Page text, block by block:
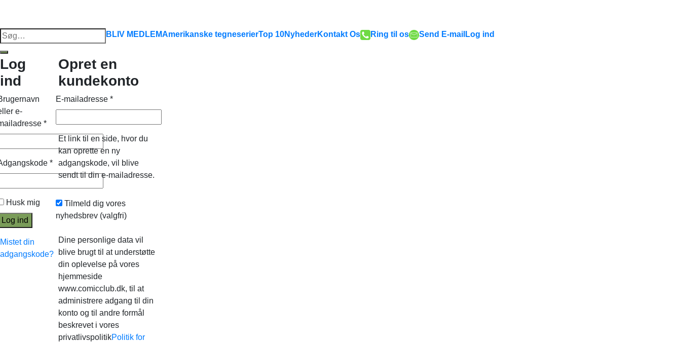
Søg
efter:
BLIV MEDLEMAmerikanske tegneserierTop 10NyhederKontakt Os Ring til os Send E-mail Log ind
Log
ind
e-
*
*
Husk mig
Log ind
Mistet din
adgangskode?
Opret en
kundekonto
E-mailadresse *
Et link til en side, hvor du
kan oprette en ny
adgangskode, vil blive
sendt til din e-mailadresse.
Tilmeld dig vores
nyhedsbrev (valgfri)
Dine personlige data vil
blive brugt til at understøtte
din oplevelse på vores
hjemmeside
www.comicclub.dk, til at
administrere adgang til din
konto og til andre formål
beskrevet i vores
privatlivspolitikPolitik for